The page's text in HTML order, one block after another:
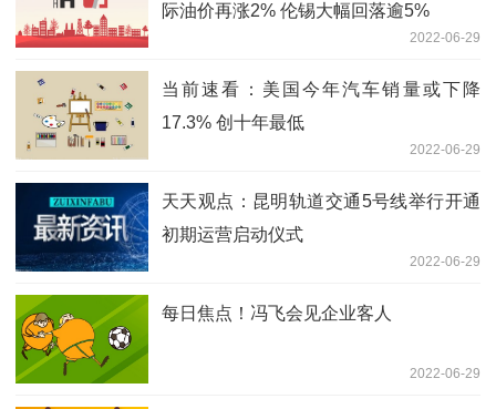
际油价再涨2% 伦锡大幅回落逾5%
2022-06-29
当前速看：美国今年汽车销量或下降
17.3% 创十年最低
2022-06-29
天天观点：昆明轨道交通5号线举行开通
初期运营启动仪式
2022-06-29
每日焦点！冯飞会见企业客人
2022-06-29